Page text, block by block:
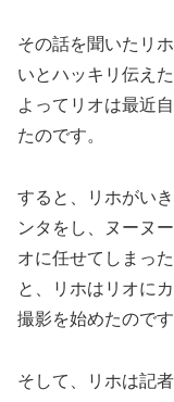
その話を聞いたリ
いとハッキリ伝え
よってリオは最近
たのです。
すると、リホがい
ンタをし、ヌーヌ
オに任せてしまっ
と、リホはリオに
撮影を始めたのです
そして、リホは記